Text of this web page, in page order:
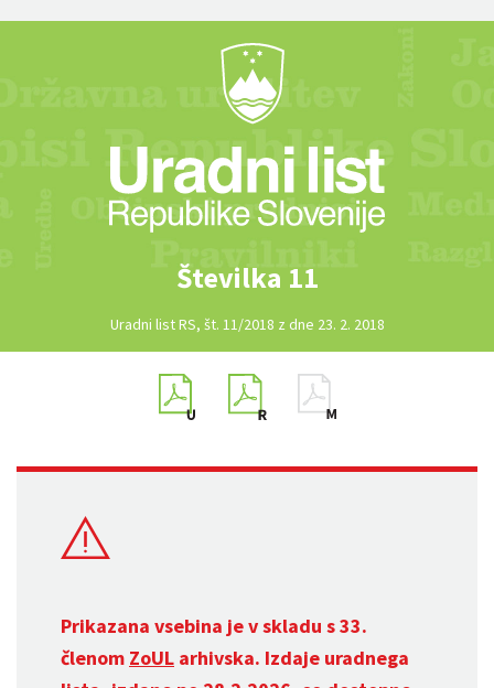
Številka 11
Uradni list RS, št. 11/2018 z dne 23. 2. 2018
Prikazana vsebina je v skladu s 33.
členom ZoUL arhivska. Izdaje uradnega